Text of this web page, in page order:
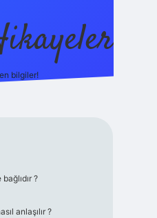
bilgiler!
?
anlaşılır ?